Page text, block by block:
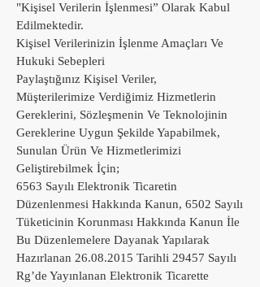
"Kişisel Verilerin İşlenmesi” Olarak Kabul
Edilmektedir.
Kişisel Verilerinizin İşlenme Amaçları Ve
Hukuki Sebepleri
Paylaştığınız Kişisel Veriler,
Müşterilerimize Verdiğimiz Hizmetlerin
Gereklerini, Sözleşmenin Ve Teknolojinin
Gereklerine Uygun Şekilde Yapabilmek,
Sunulan Ürün Ve Hizmetlerimizi
Geliştirebilmek İçin;
6563 Sayılı Elektronik Ticaretin
Düzenlenmesi Hakkında Kanun, 6502 Sayılı
Tüketicinin Korunması Hakkında Kanun İle
Bu Düzenlemelere Dayanak Yapılarak
Hazırlanan 26.08.2015 Tarihli 29457 Sayılı
Rg’de Yayınlanan Elektronik Ticarette